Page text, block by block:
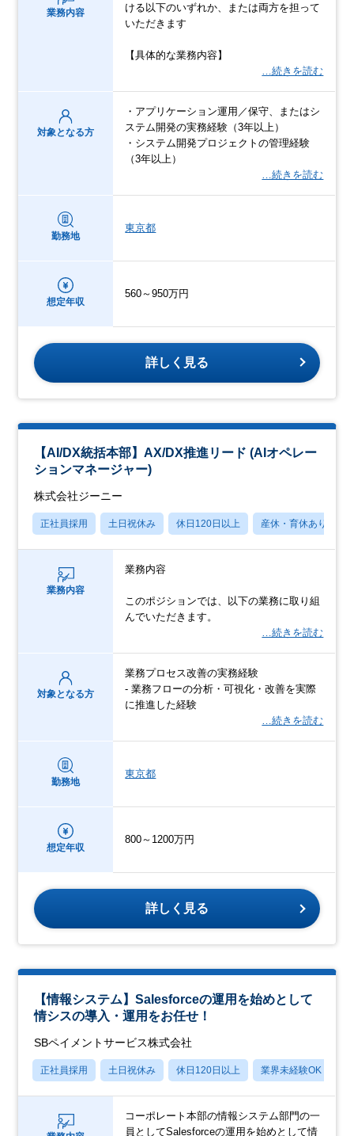
業務内容
ける以下のいずれか、または両方を担って
いただきます
【具体的な業務内容】
…続きを読む
対象となる方
・アプリケーション運用／保守、またはシ
ステム開発の実務経験（3年以上）
・システム開発プロジェクトの管理経験
（3年以上）
…続きを読む
勤務地
東京都
想定年収
560～950万円
詳しく見る
【AI/DX統括本部】AX/DX推進リード (AIオペレー
ションマネージャー)
株式会社ジーニー
正社員採用 土日祝休み 休日120日以上 産休・育休あり
業務内容
業務内容
このポジションでは、以下の業務に取り組
んでいただきます。
…続きを読む
対象となる方
業務プロセス改善の実務経験
- 業務フローの分析・可視化・改善を実際
に推進した経験
…続きを読む
勤務地
東京都
想定年収
800～1200万円
詳しく見る
【情報システム】Salesforceの運用を始めとして
情シスの導入・運用をお任せ！
SBペイメントサービス株式会社
正社員採用 土日祝休み 休日120日以上 業界未経験OK
コーポレート本部の情報システム部門の一
員としてSalesforceの運用を始めとして情